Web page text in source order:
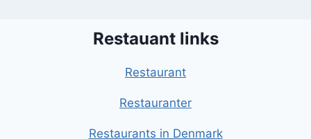
Restauant links
Restaurant
Restauranter
Restaurants in Denmark